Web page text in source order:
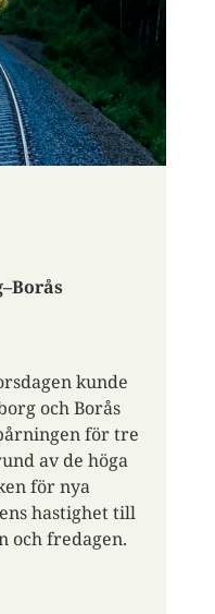
kunde
och Borås
för tre
av de höga
för nya
hastighet till
och fredagen.